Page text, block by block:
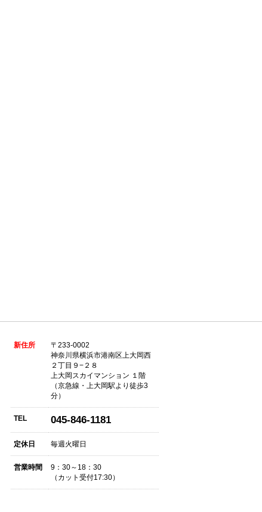
新住所
〒233-0002
神奈川県横浜市港南区上大岡西
２丁目９−２８
上大岡スカイマンション １階
（京急線・上大岡駅より徒歩3
分）
TEL 045-846-1181
定休日 毎週火曜日
営業時間
9：30～18：30
（カット受付17:30）